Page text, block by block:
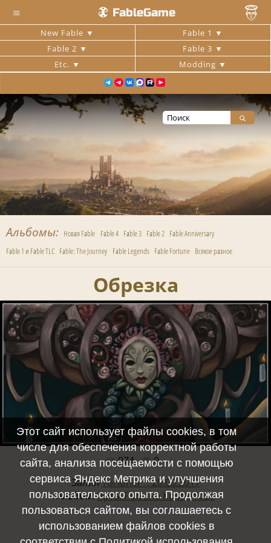
≡ FableGame
New Fable
Fable 1
Fable 2
Fable 3
Etc.
Modding
Альбомы Новая Fable Fable 4 Fable 3 Fable 2 Fable Anniversary
Fable 1 и Fable TLC Fable: The Journey Fable Legends Fable Fortune Всякое разное
Обрезка
Полный размер -1600x858 / 1564.0Kb
974
0
ЗалилTorionel™, 20.08.2017
Альбом:Арты Романа Кропотова
Этот сайт использует файлы cookies, в том
числе для обеспечения корректной работы
сайта, анализа посещаемости с помощью
сервиса Яндекс Метрика и улучшения
пользовательского опыта. Продолжая
пользоваться сайтом, вы соглашаетесь с
использованием файлов cookies в